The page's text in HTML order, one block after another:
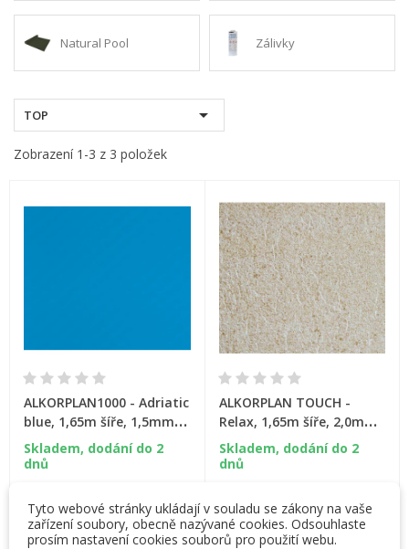
Natural Pool Zálivky
TOP 
Zobrazení 1-3 z 3 položek
ALKORPLAN1000 - Adriatic
blue, 1,65m šíře, 1,5mm,
metráž
Skladem, dodání do 2
dnů
1 003,00 Kč
Přidat do košíku
ALKORPLAN TOUCH -
Relax, 1,65m šíře, 2,0mm,
metráž
Skladem, dodání do 2
dnů
2 954,00 Kč
Přidat do košíku
Tyto webové stránky ukládají v souladu se zákony na vaše
zařízení soubory, obecně nazývané cookies. Odsouhlaste
prosím nastavení cookies souborů pro použití webu.